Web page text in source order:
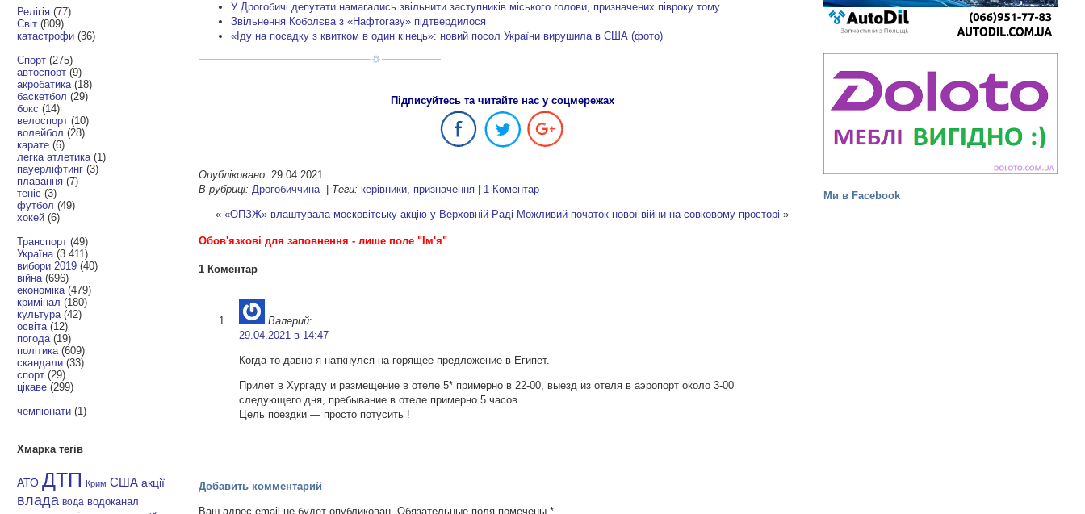
Ми в Facebook
Релігія (77)
Світ (809)
катастрофи (36)
Спорт (275)
автоспорт (9)
акробатика (18)
баскетбол (29)
бокс (14)
велоспорт (10)
волейбол (28)
карате (6)
легка атлетика (1)
пауерліфтинг (3)
плавання (7)
теніс (3)
футбол (49)
хокей (6)
Транспорт (49)
Україна (3 411)
вибори 2019 (40)
війна (696)
економіка (479)
кримінал (180)
культура (42)
освіта (12)
погода (19)
політика (609)
скандали (33)
спорт (29)
цікаве (299)
чемпіонати (1)
Хмарка тегів
АТО ДТП Крим США акції
влада вода водоканал
У Дрогобичі депутати намагались звільнити заступників міського голови, призначених півроку тому
Звільнення Коболєва з «Нафтогазу» підтвердилося
«Іду на посадку з квитком в один кінець»: новий посол України вирушила в США (фото)
Підписуйтесь та читайте нас у соцмережах
Опубліковано: 29.04.2021
В рубриці: Дрогобиччина | Теги: керівники призначення | 1 Коментар
« «ОПЗЖ» влаштувала московітську акцію у Верховній Раді Можливий початок нової війни на совковому просторі »
Обов'язкові для заповнення - лише поле "Ім'я"
1 Коментар
Валерий:
29.04.2021 в 14:47
Когда-то давно я наткнулся на горящее предложение в Египет.
Прилет в Хургаду и размещение в отеле 5* примерно в 22-00, выезд из отеля в аэропорт около 3-00
следующего дня, пребывание в отеле примерно 5 часов.
Цель поездки — просто потусить !
Добавить комментарий
Ваш адрес email не будет опубликован. Обязательные поля помечены*